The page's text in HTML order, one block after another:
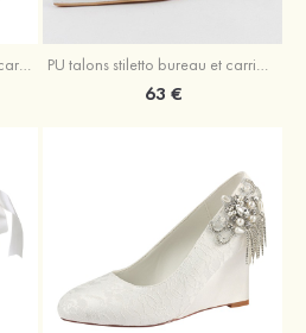
Femmes satin à bout ouvert escarpins sandales talon bobine chaussures de mariage PU talons stiletto bureau et carrière chaussures
63 €